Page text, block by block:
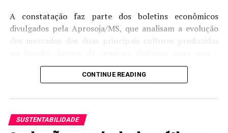
A constatação faz parte dos boletins econômicos
divulgados pela Aprosoja/MS, que analisam a evolução
dos mercados das duas principais culturas produzidas
milho, ambos registraram desempenho superior ao
observado na Bolsa de Chicago (CBOT) durante o
Na soja, o preço médio disponível alcançou R$ 119,90
por saca em julho, alta de 2,75% em relação ao mesmo
CONTINUE READING
SUSTENTABILIDADE